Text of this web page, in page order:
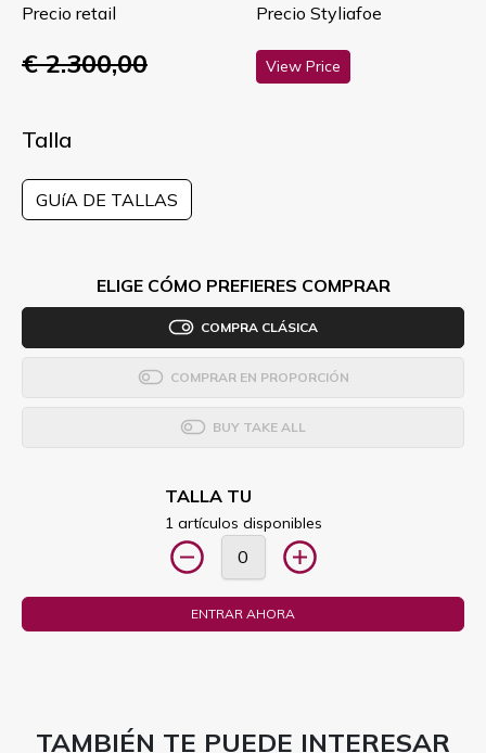
Precio retail
€ 2.300,00
Precio Styliafoe
View Price
Talla
GUíA DE TALLAS
ELIGE CÓMO PREFIERES COMPRAR
COMPRA CLÁSICA
COMPRAR EN PROPORCIÓN
BUY TAKE ALL
TALLA TU
1 artículos disponibles
ENTRAR AHORA
TAMBIÉN TE PUEDE INTERESAR